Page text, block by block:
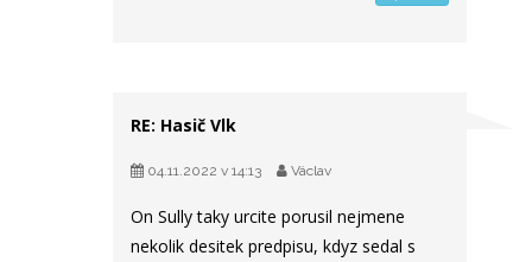
RE: Hasič Vlk
04.11.2022 v 14:13 Václav
On Sully taky urcite porusil nejmene
nekolik desitek predpisu, kdyz sedal s